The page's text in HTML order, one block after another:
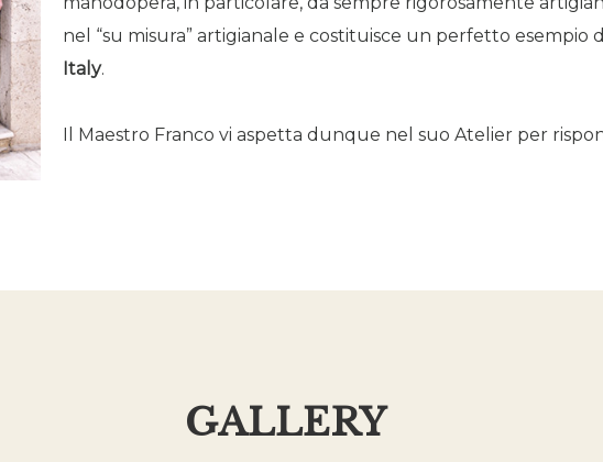
nel “su misura” artigianale e costituisce un perfetto esempio
Italy.
Il Maestro Franco vi aspetta dunque nel suo Atelier per
GALLERY